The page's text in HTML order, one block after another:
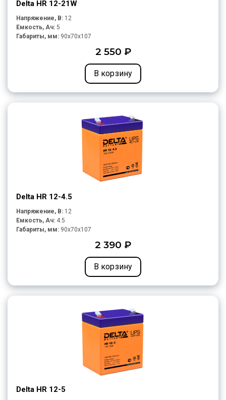
Delta HR 12-21W
Напряжение, В: 12
Емкость, Ач: 5
Габариты, мм: 90x70x107
2 550 ₽
В корзину
Delta HR 12-4.5
Напряжение, В: 12
Емкость, Ач: 4.5
Габариты, мм: 90x70x107
2 390 ₽
В корзину
Delta HR 12-5